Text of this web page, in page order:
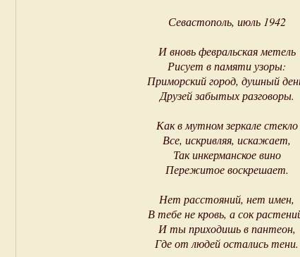
Севастополь, июль 1942
И вновь февральская метель
Рисует в памяти узоры:
Приморский город, душный
Друзей забытых разговоры.
Как в мутном зеркале стекло
Все, искривляя, искажает,
Так инкерманское вино
Пережитое воскрешает.
Нет расстояний, нет имен,
В тебе не кровь, а сок
И ты приходишь в пантеон,
Где от людей остались тени.